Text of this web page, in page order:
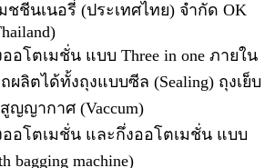
ชีนเนอรี่ (ประเทศไทย) จำกัด OK
อโตเมชั่น แบบ Three in one ภายใน
ผลิตได้ทั้งถุงแบบซีล (Sealing) ถุงเย็บ
ญญากาศ (Vaccum)
ออโตเมชั่น และกึ่งออโตเมชั่น แบบ
bagging machine)